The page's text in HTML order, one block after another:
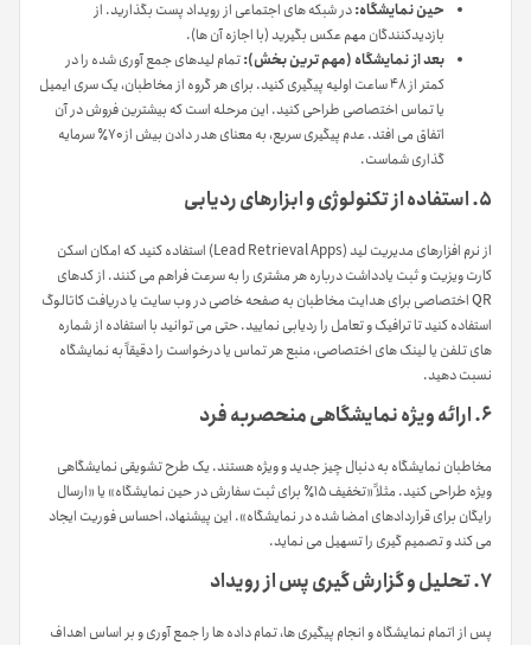
حین نمایشگاه:در شبکه های اجتماعی از رویداد پست بگذارید. از
بازدیدکنندگان مهم عکس بگیرید (با اجازه آن ها).
بعد از نمایشگاه (مهم ترین بخش):تمام لیدهای جمع آوری شده را در
کمتر از ۴۸ ساعت اولیه پیگیری کنید. برای هر گروه از مخاطبان، یک سری ایمیل
یا تماس اختصاصی طراحی کنید. این مرحله است که بیشترین فروش در آن
اتفاق می افتد. عدم پیگیری سریع، به معنای هدر دادن بیش از ۷۰٪ سرمایه
گذاری شماست.
۵. استفاده از تکنولوژی و ابزارهای ردیابی
از نرم افزارهای مدیریت لید (Lead Retrieval Apps) استفاده کنید که امکان اسکن
کارت ویزیت و ثبت یادداشت درباره هر مشتری را به سرعت فراهم می کنند. از کدهای
QR اختصاصی برای هدایت مخاطبان به صفحه خاصی در وب سایت یا دریافت کاتالوگ
استفاده کنید تا ترافیک و تعامل را ردیابی نمایید. حتی می توانید با استفاده از شماره
های تلفن یا لینک های اختصاصی، منبع هر تماس یا درخواست را دقیقاً به نمایشگاه
نسبت دهید.
۶. ارائه ویژه نمایشگاهی منحصربه فرد
مخاطبان نمایشگاه به دنبال چیز جدید و ویژه هستند. یک طرح تشویقی نمایشگاهی
ویژه طراحی کنید. مثلاً «تخفیف ۱۵٪ برای ثبت سفارش در حین نمایشگاه» یا «ارسال
رایگان برای قراردادهای امضا شده در نمایشگاه». این پیشنهاد، احساس فوریت ایجاد
می کند و تصمیم گیری را تسهیل می نماید.
۷. تحلیل و گزارش گیری پس از رویداد
پس از اتمام نمایشگاه و انجام پیگیری ها، تمام داده ها را جمع آوری و بر اساس اهداف